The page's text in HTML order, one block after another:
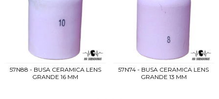
57N88 - BUSA CERAMICA LENS
GRANDE 16 MM
57N74 - BUSA CERAMICA LENS
GRANDE 13 MM